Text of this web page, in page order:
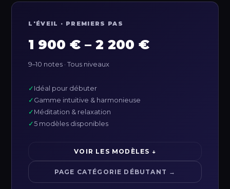
L'ÉVEIL · PREMIERS PAS
1 900 € – 2 200 €
9–10 notes · Tous niveaux
✓ Idéal pour débuter
✓ Gamme intuitive & harmonieuse
✓ Méditation & relaxation
✓5 modèles disponibles
VOIR LES MODÈLES ↓
PAGE CATÉGORIE DÉBUTANT →